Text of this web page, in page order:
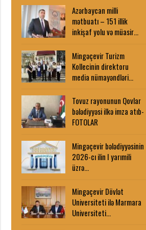
Azərbaycan milli
mətbuatı – 151 illik
inkişaf yolu və müasir…
Mingəçevir Turizm
Kollecinin direktoru
media nümayəndləri…
Tovuz rayonunun Qovlar
bələdiyyəsi ilkə imza atıb-
FOTOLAR
Mingəçevir bələdiyyəsinin
2026-cı ilin I yarımili
üzrə…
Mingəçevir Dövlət
Universiteti ilə Marmara
Universiteti…